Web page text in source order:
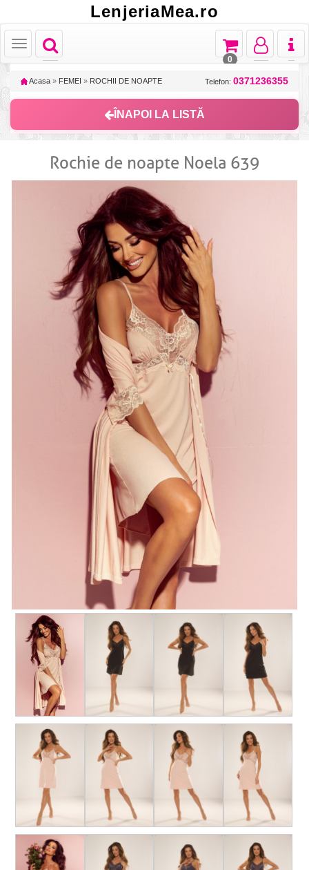
LenjeriaMea.ro
Toggle
navigation
Toggle
Toggle
navigation
Toggle
navigation
Toggle
navigation
0
Acasa » FEMEI » ROCHII DE NOAPTE Telefon: 0371236355
ÎNAPOI LA LISTĂ
Rochie de noapte Noela 639